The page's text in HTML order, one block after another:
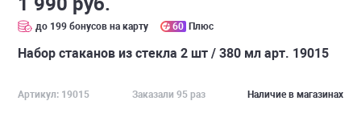
до 199 бонусов на карту 60 Плюс
Набор стаканов из стекла 2 шт / 380 мл арт. 19015
Артикул: 19015 Заказали 95 раз Наличие в магазинах